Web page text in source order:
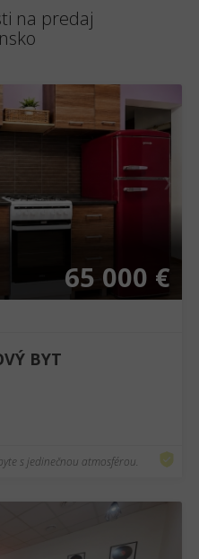
na predaj
❯
65 000 €
BYT
s jedinečnou atmosférou.